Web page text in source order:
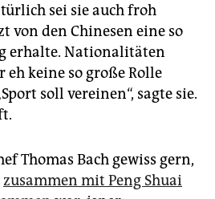
sei sie auch froh
von den Chinesen eine so
erhalte. Nationalitäten
keine so große Rolle
soll vereinen“, sagte sie.
Thomas Bach gewiss gern,
zusammen mit Peng Shuai